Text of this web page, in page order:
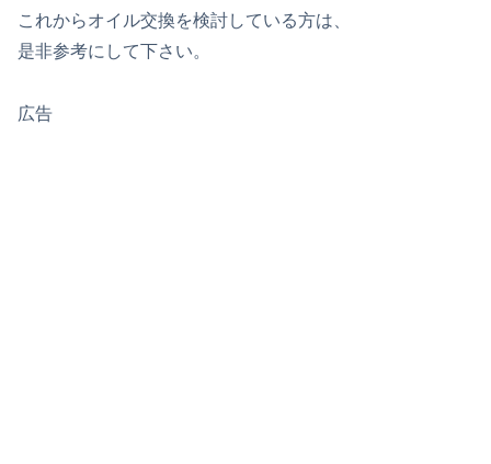
これからオイル交換を検討している方は、
是非参考にして下さい。
広告